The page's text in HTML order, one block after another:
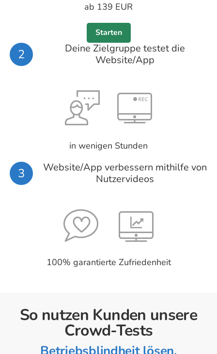
ab 139 EUR
Starten
2
Deine Zielgruppe testet die
Website/App
in wenigen Stunden
3
Website/App verbessern mithilfe von
Nutzervideos
100% garantierte Zufriedenheit
So nutzen Kunden unsere
Crowd-Tests